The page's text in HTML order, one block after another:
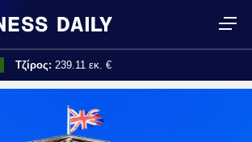
Τζίρος: 239.11 εκ. €